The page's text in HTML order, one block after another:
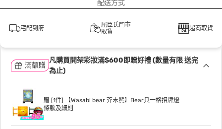
配送方式
宅配到府
屈臣氏門市
取貨
超商取貨
滿額贈
凡購買開架彩妝滿$600即贈好禮 (數量有限 送完
為止)
贈 [1件] 【Wasabi bear 芥末熊】Bear具一格招牌燈
條款及細則